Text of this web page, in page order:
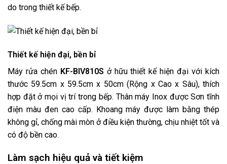
do trong thiết kế bếp.
Thiết kế hiện đại, bền bỉ
Máy rửa chén KF-BIV810S ở hữu thiết kế hiện đại với kích
thước 59.5cm x 59.5cm x 50cm (Rộng x Cao x Sâu), thích
hợp đặt ở mọi vị trí trong bếp. Thân máy Inox được Sơn tĩnh
điện màu đen cao cấp. Khoang máy được làm bằng thép
không gỉ, chống mài mòn ở điều kiện thường, chịu nhiệt tốt và
có độ bền cao.
Làm sạch hiệu quả và tiết kiệm